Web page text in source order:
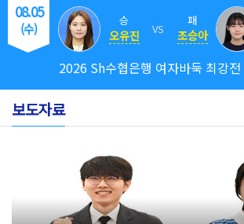
08.05
(수)
승
오유진 VS
패
조승아
2026 Sh수협은행 여자바둑 최강전
강
보도자료